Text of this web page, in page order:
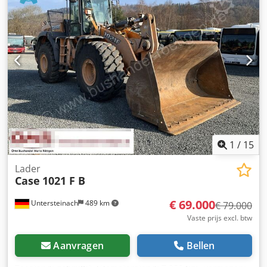
Aizoha - Schuifblad (hydraulisch opklapbaar) Wij
ondersteunen u graag ook op het gebied van
financiering/leasing met onze partners. Alle gegevens
zonder garantie. Wijzigingen en tussentijdse verkoop
voorbehouden.
1 / 15
Untersteinach 489 km
Lader
Case 1021 F B
€ 69.000€ 79.000
Vaste prijs excl. btw
Aanvragen Bellen